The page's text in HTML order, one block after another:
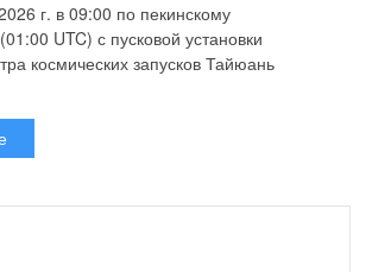
г. в 09:00 по пекинскому
UTC) с пусковой установки
космических запусков Тайюань